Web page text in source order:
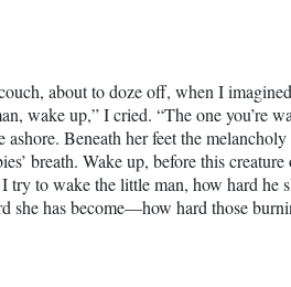
about to doze off, when I
wake up,” I cried. “The one you’re
ashore. Beneath her feet the
breath. Wake up, before this
try to wake the little man, how hard he
she has become—how hard those